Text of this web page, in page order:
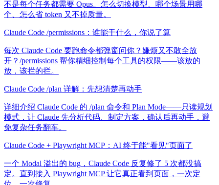
不是每个任务都需要 Opus。怎么切换模型、哪个场景用哪
个、怎么省 token 又不掉质量。
Claude Code /permissions：谁能干什么，你说了算
每次 Claude Code 要跑命令都弹窗问你？嫌烦又不敢全放
开？/permissions 帮你精细控制每个工具的权限——该放的
放，该拦的拦。
Claude Code /plan 详解：先想清楚再动手
详细介绍 Claude Code 的 /plan 命令和 Plan Mode——只读规划
模式，让 Claude 先分析代码、制定方案，确认后再动手，避
免复杂任务翻车。
Claude Code + Playwright MCP：AI 终于能"看见"页面了
一个 Modal 溢出的 bug，Claude Code 反复修了 5 次都没搞
定。直到接入 Playwright MCP 让它真正看到页面，一次定